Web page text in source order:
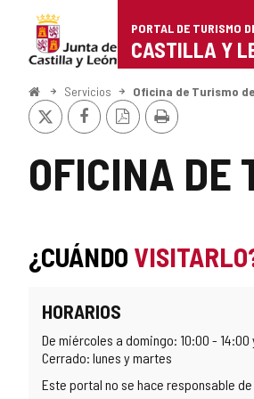
Portal
de
Turismo
de
Castilla
PORTAL DE TURISMO
CASTILLA Y
InicioServicios Oficina de Turismo
OFICINA DE
X FacebookVersión
PDF
Imprimir
¿CUÁNDO
HORARIOS
De miércoles a domingo: 10:00 - 14:00
Cerrado: lunes y martes
Este portal no se hace responsable